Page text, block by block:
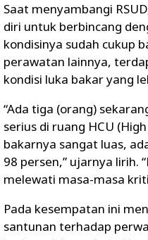
Saat menyambangi
diri untuk berbincang
kondisinya sudah cukup
perawatan lainnya,
kondisi luka bakar yang
“Ada tiga (orang)
serius di ruang HCU
bakarnya sangat luas,
98 persen,” ujarnya lirih.
melewati masa-masa
Pada kesempatan ini
santunan terhadap